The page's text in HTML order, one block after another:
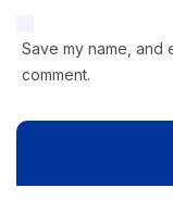
Save my name, and
comment.